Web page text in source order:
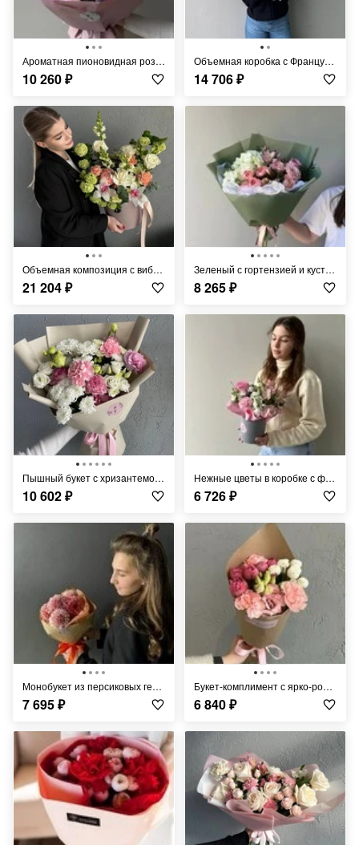
Ароматная пионовидная роза с маттиолой FT1087
10 260₽
Объемная коробка с Французской розой и Фрезией FT487
14 706₽
Объемная композиция с вибурнумом FT342
21 204₽
Зеленый с гортензией и кустовыми розами FT1394
8 265₽
Пышный букет с хризантемой и эустомой FT858
10 602₽
Нежные цветы в коробке с французской розой FT1303
6 726₽
Монобукет из персиковых георгин FT929
7 695₽
Букет-комплимент с ярко-розовой розой FT469
6 840₽